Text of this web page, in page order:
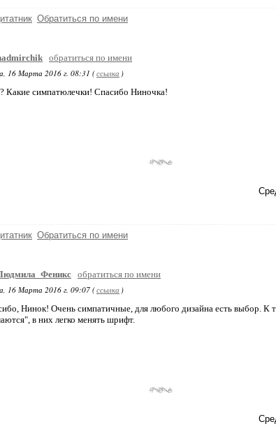
Обратиться по имени
обратиться по имени
16 Марта 2016 г. 08:31 (ссылка )
Какие симпатюлечки! Спасибо Ниночка!
Обратиться по имени
обратиться по имени
16 Марта 2016 г. 09:07 (ссылка )
Нинок! Очень симпатичные, для любого дизайна есть выбор.
в них легко менять шрифт.